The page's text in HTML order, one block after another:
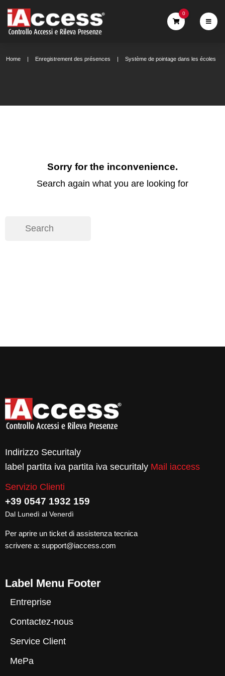
0
Home Enregistrement des présences Système de pointage dans les écoles
Sorry for the inconvenience.
Search again what you are looking for
Indirizzo Securitaly
label partita iva partita iva securitaly Mail iaccess
Servizio Clienti
+39 0547 1932 159
Dal Lunedì al Venerdì
Per aprire un ticket di assistenza tecnica
scrivere a: support@iaccess.com
Label Menu Footer
Entreprise
Contactez-nous
Service Client
MePa